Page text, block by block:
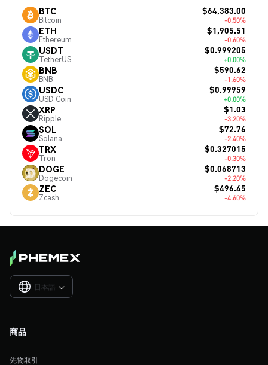
BTC
Bitcoin
$64,383.00
-0.50%
ETH
Ethereum
$1,905.51
-0.60%
USDT
TetherUS
$0.999205
+0.00%
BNB
BNB
$590.62
-1.60%
USDC
USD Coin
$0.99959
+0.00%
XRP
Ripple
$1.03
-3.20%
SOL
Solana
$72.76
-2.40%
TRX
Tron
$0.327015
-0.30%
DOGE
Dogecoin
$0.068713
-2.20%
ZEC
Zcash
$496.45
-4.60%
日本語 
商品
先物取引